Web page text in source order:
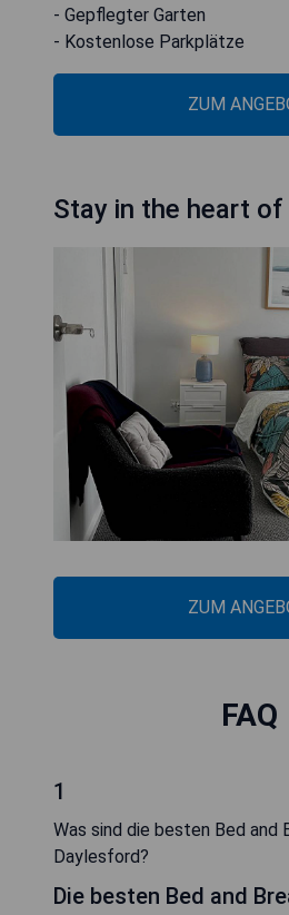
- Gepflegter Garten
- Kostenlose Parkplätze
ZUM
Stay in the heart
ZUM
FAQ
1
Was sind die besten Bed and
Daylesford?
Die besten Bed and